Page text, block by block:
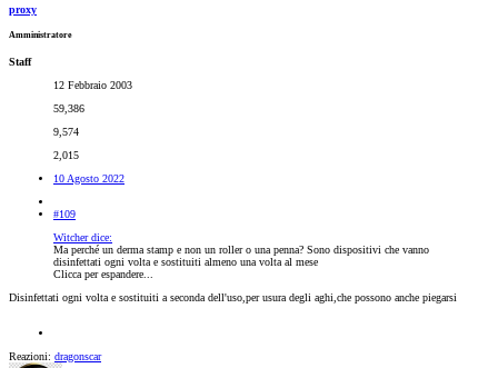
proxy
Amministratore
Staff
12 Febbraio 2003
59,386
9,574
2,015
10 Agosto 2022
#109
Witcher dice:
Ma perché un derma stamp e non un roller o una penna? Sono dispositivi che vanno
disinfettati ogni volta e sostituiti almeno una volta al mese
Clicca per espandere...
Disinfettati ogni volta e sostituiti a seconda dell'uso,per usura degli aghi,che possono anche piegarsi
Reazioni: dragonscar